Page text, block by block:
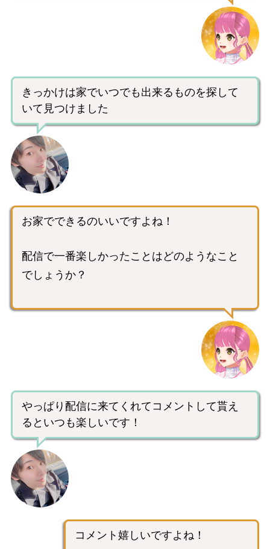
きっかけは家でいつでも出来るものを探して
いて見つけました
お家でできるのいいですよね！
配信で一番楽しかったことはどのようなこと
でしょうか？
やっぱり配信に来てくれてコメントして貰え
るといつも楽しいです！
コメント嬉しいですよね！